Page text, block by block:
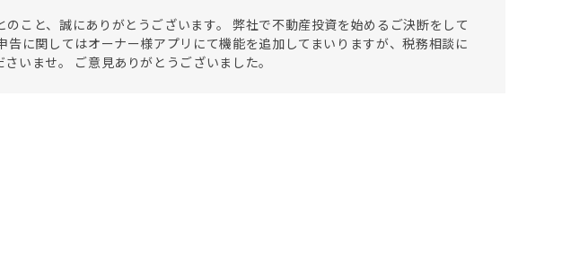
こと、誠にありがとうございます。 弊社で不動産投資を始めるご決断をして
告に関してはオーナー様アプリにて機能を追加してまいりますが、税務相談に
いませ。 ご意見ありがとうございました。